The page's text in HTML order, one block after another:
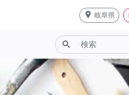
place 岐阜県
search